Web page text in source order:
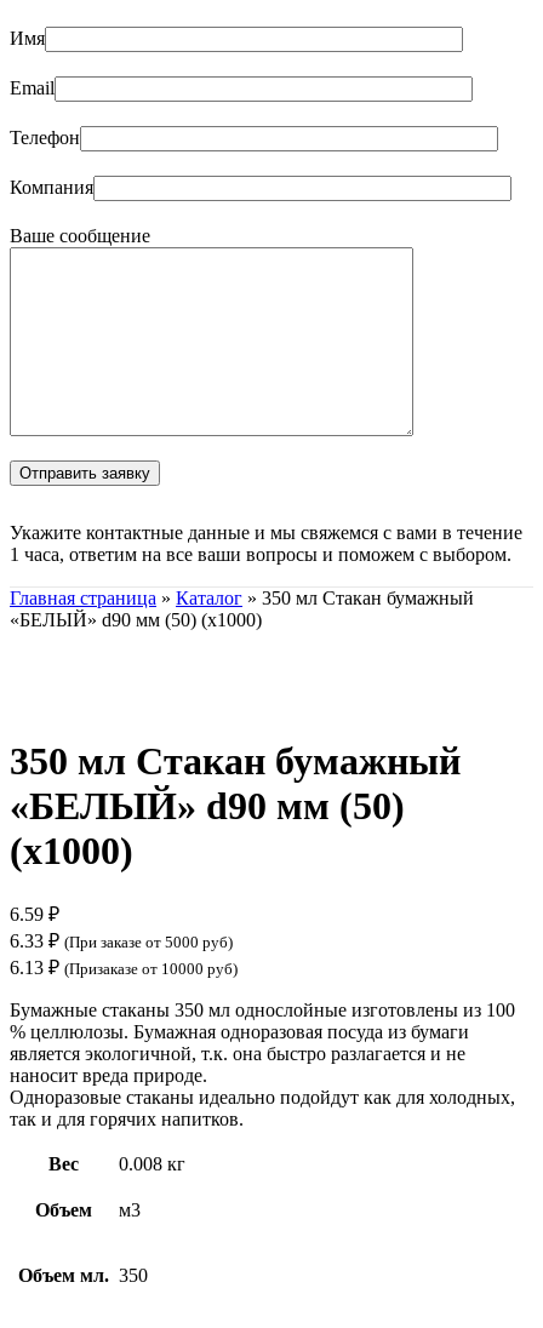
Имя
Email
Телефон
Компания
Ваше сообщение
Укажите контактные данные и мы свяжемся с вами в течение
1 часа, ответим на все ваши вопросы и поможем с выбором.
Главная страница » Каталог » 350 мл Стакан бумажный
«БЕЛЫЙ» d90 мм (50) (х1000)
350 мл Стакан бумажный
«БЕЛЫЙ» d90 мм (50)
(х1000)
6.59 ₽
6.33 ₽ (При заказе от 5000 руб)
6.13 ₽ (Призаказе от 10000 руб)
Бумажные стаканы 350 мл однослойные изготовлены из 100
% целлюлозы. Бумажная одноразовая посуда из бумаги
является экологичной, т.к. она быстро разлагается и не
наносит вреда природе.
Одноразовые стаканы идеально подойдут как для холодных,
так и для горячих напитков.
Вес 0.008 кг
Объем м3
Объем мл. 350